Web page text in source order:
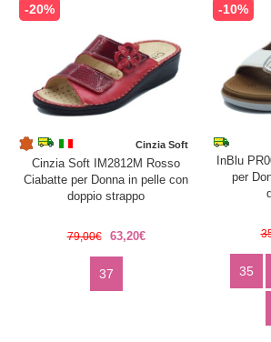
-20%
Cinzia Soft
Cinzia Soft IM2812M Rosso
Ciabatte per Donna in pelle con
doppio strappo
79,00€ 63,20€
37
-10%
InBlu
per
35